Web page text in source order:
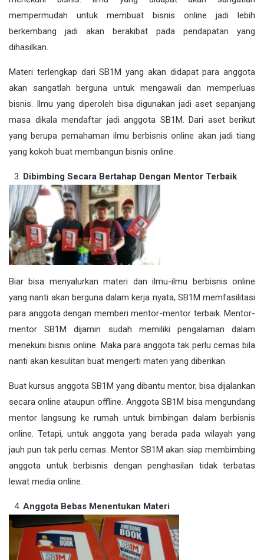
mempermudah untuk membuat bisnis online jadi lebih
berkembang jadi akan berakibat pada pendapatan yang
dihasilkan.
Materi terlengkap dari SB1M yang akan didapat para anggota
akan sangatlah berguna untuk mengawali dan memperluas
bisnis. Ilmu yang diperoleh bisa digunakan jadi aset sepanjang
masa dikala mendaftar jadi anggota SB1M. Dari aset berikut
yang berupa pemahaman ilmu berbisnis online akan jadi tiang
yang kokoh buat membangun bisnis online.
Dibimbing Secara Bertahap Dengan Mentor Terbaik
Biar bisa menyalurkan materi dan ilmu-ilmu berbisnis online
yang nanti akan berguna dalam kerja nyata, SB1M memfasilitasi
para anggota dengan memberi mentor-mentor terbaik. Mentor-
mentor SB1M dijamin sudah memiliki pengalaman dalam
menekuni bisnis online. Maka para anggota tak perlu cemas bila
nanti akan kesulitan buat mengerti materi yang diberikan.
Buat kursus anggota SB1M yang dibantu mentor, bisa dijalankan
secara online ataupun offline. Anggota SB1M bisa mengundang
mentor langsung ke rumah untuk bimbingan dalam berbisnis
online. Tetapi, untuk anggota yang berada pada wilayah yang
jauh pun tak perlu cemas. Mentor SB1M akan siap membimbing
anggota untuk berbisnis dengan penghasilan tidak terbatas
lewat media online.
Anggota Bebas Menentukan Materi